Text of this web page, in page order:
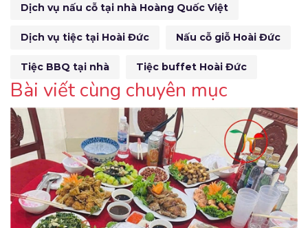
Dịch vụ nấu cỗ tại nhà Hoàng Quốc Việt
Dịch vụ tiệc tại Hoài Đức Nấu cỗ giỗ Hoài Đức
Tiệc BBQ tại nhà Tiệc buffet Hoài Đức
Bài viết cùng chuyên mục